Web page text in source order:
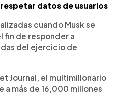
datos de usuarios
cuando Musk se
fin de responder a
del ejercicio de
Journal, el multimillonario
más de 16,000 millones